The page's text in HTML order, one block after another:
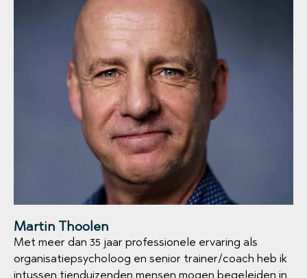
Martin Thoolen
Met meer dan 35 jaar professionele ervaring als
organisatiepsycholoog en senior trainer/coach heb ik
intussen tienduizenden mensen mogen begeleiden in